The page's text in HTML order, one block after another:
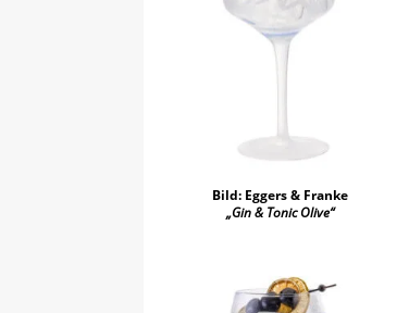
Bild: Eggers & Franke
„Gin & Tonic Olive“